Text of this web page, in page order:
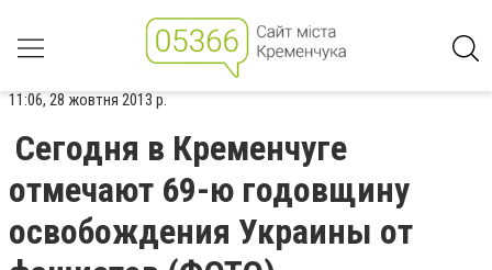
11:06, 28 жовтня 2013 р.
Сегодня в Кременчуге
отмечают 69-ю годовщину
освобождения Украины от